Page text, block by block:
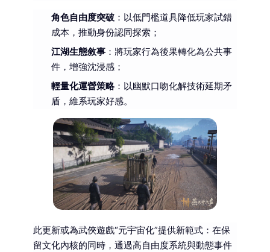
角色自由度突破：以低門檻道具降低玩家試錯
成本，推動身份認同探索；
江湖生態敘事：將玩家行為後果轉化為公共事
件，增強沈浸感；
輕量化運營策略：以幽默口吻化解技術延期矛
盾，維系玩家好感。
此更新或為武俠遊戲“元宇宙化”提供新範式：在保
留文化內核的同時，通過高自由度系統與動態事件